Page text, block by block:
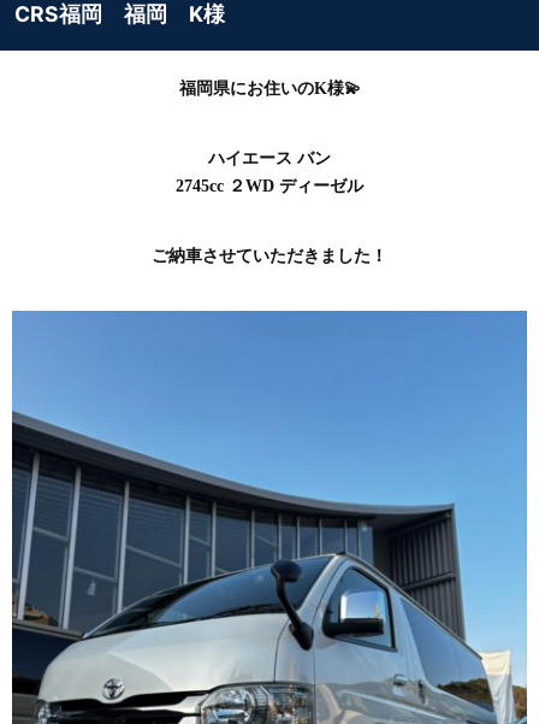
CRS福岡 福岡 K様
福岡県にお住いのK様💫
ハイエース バン
2745cc ２WD ディーゼル
ご納車させていただきました！